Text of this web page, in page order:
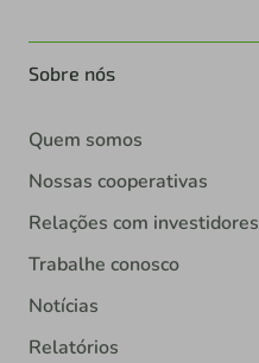
Sobre nós
Quem somos
Nossas cooperativas
Relações com investidores
Trabalhe conosco
Notícias
Relatórios